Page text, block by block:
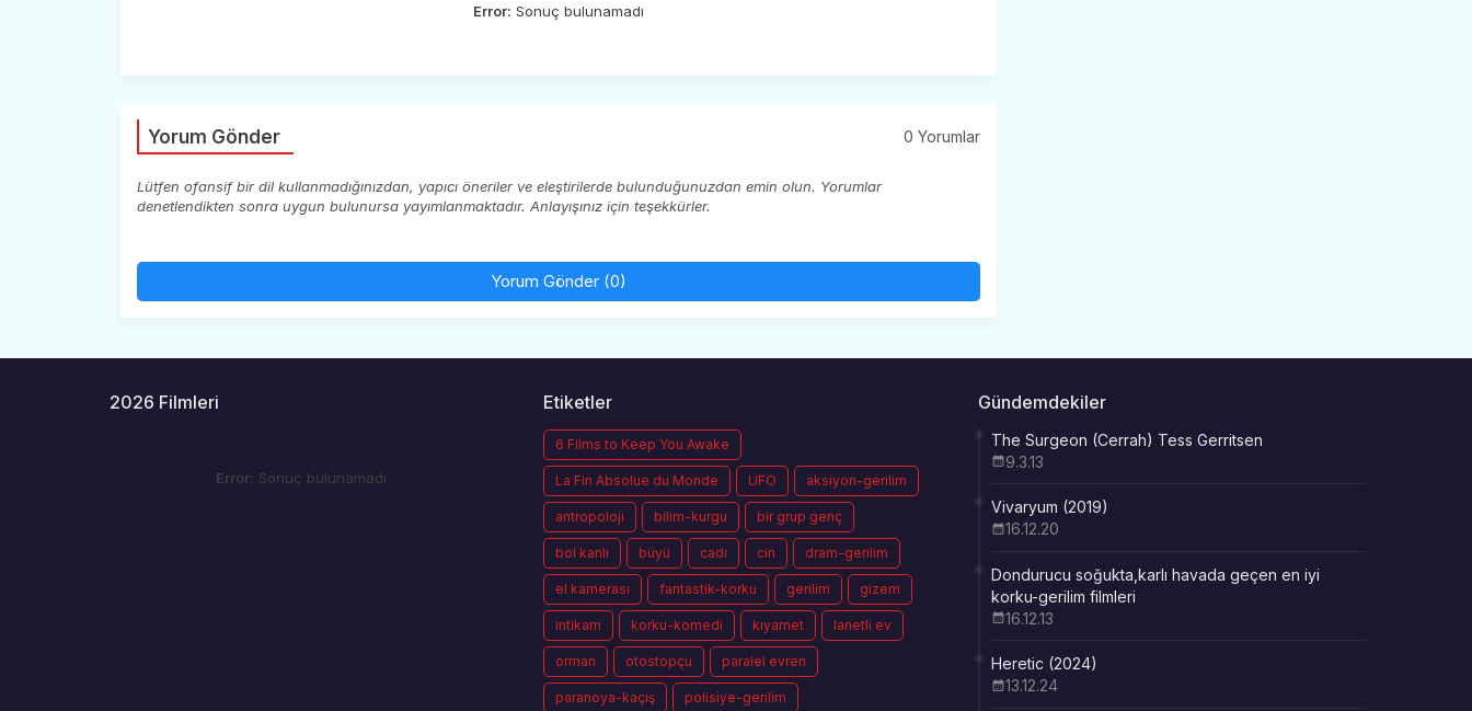
Error: Sonuç bulunamadı
Yorum Gönder 0 Yorumlar
Lütfen ofansif bir dil kullanmadığınızdan, yapıcı öneriler ve eleştirilerde bulunduğunuzdan emin olun. Yorumlar
denetlendikten sonra uygun bulunursa yayımlanmaktadır. Anlayışınız için teşekkürler.
Yorum Gönder (0)
2026 Filmleri
Error: Sonuç bulunamadı
Etiketler
6 Films to Keep You Awake
La Fin Absolue du Monde UFO aksiyon-gerilim
antropoloji bilim-kurgu bir grup genç
bol kanlı büyü cadı cin dram-gerilim
el kamerası fantastik-korku gerilim gizem
intikam korku-komedi kıyamet lanetli ev
orman otostopçu paralel evren
paranoya-kaçış polisiye-gerilim
Gündemdekiler
The Surgeon (Cerrah) Tess Gerritsen
9.3.13
Vivaryum (2019)
16.12.20
Dondurucu soğukta,karlı havada geçen en iyi
korku-gerilim filmleri
16.12.13
Heretic (2024)
13.12.24